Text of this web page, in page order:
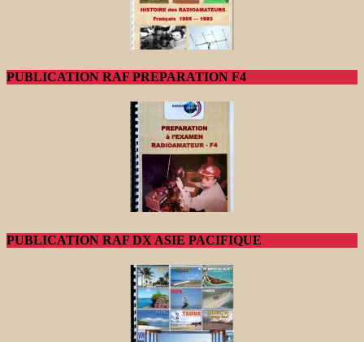
PUBLICATION RAF PREPARATION F4
PUBLICATION RAF DX ASIE PACIFIQUE